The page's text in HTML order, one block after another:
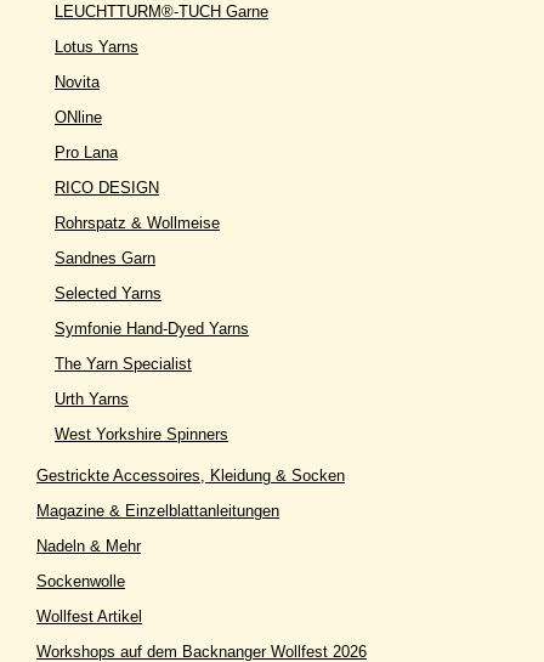
LEUCHTTURM®-TUCH Garne
Lotus Yarns
Novita
ONline
Pro Lana
RICO DESIGN
Rohrspatz & Wollmeise
Sandnes Garn
Selected Yarns
Symfonie Hand-Dyed Yarns
The Yarn Specialist
Urth Yarns
West Yorkshire Spinners
Gestrickte Accessoires, Kleidung & Socken
Magazine & Einzelblattanleitungen
Nadeln & Mehr
Sockenwolle
Wollfest Artikel
Workshops auf dem Backnanger Wollfest 2026